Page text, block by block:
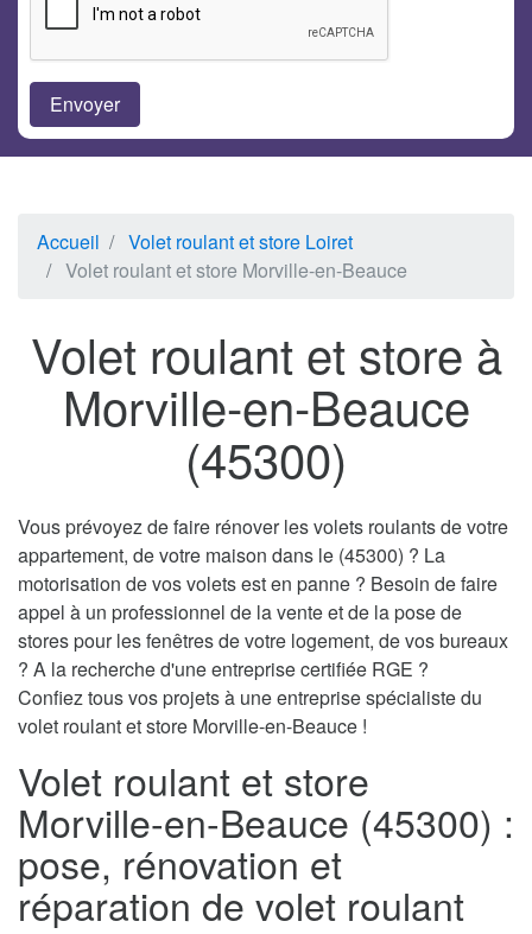
Accueil
Volet roulant et store Loiret
Volet roulant et store Morville-en-Beauce
Volet roulant et store à
Morville-en-Beauce
(45300)
Vous prévoyez de faire rénover les volets roulants de votre
appartement, de votre maison dans le (45300) ? La
motorisation de vos volets est en panne ? Besoin de faire
appel à un professionnel de la vente et de la pose de
stores pour les fenêtres de votre logement, de vos bureaux
? A la recherche d'une entreprise certifiée RGE ?
Confiez tous vos projets à une entreprise spécialiste du
volet roulant et store Morville-en-Beauce !
Volet roulant et store
Morville-en-Beauce (45300) :
pose, rénovation et
réparation de volet roulant